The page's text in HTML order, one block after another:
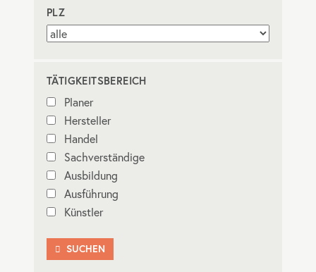
PLZ
TÄTIGKEITSBEREICH
Planer
Hersteller
Handel
Sachverständige
Ausbildung
Ausführung
Künstler
 SUCHEN